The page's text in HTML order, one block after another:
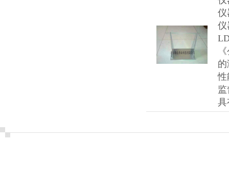
仪
仪
性
具